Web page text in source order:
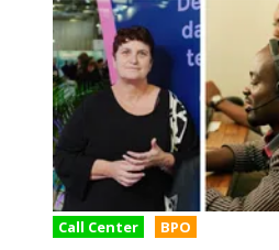
Call Center BPO